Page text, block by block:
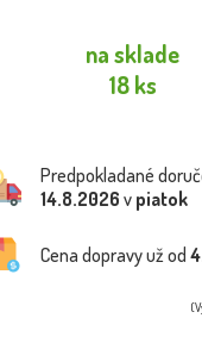
na sklade
18 ks
Predpokladané
14.8.2026 v piatok
Cena dopravy už od